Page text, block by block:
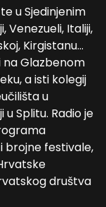
u Sjedinjenim
Venezueli, Italiji,
Kirgistanu…
Glazbenom
a isti kolegij
u
Splitu. Radio je
brojne festivale,
društva